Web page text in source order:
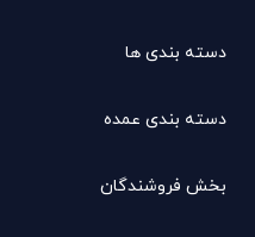
دسته بندی ها
دسته بندی عمده
بخش فروشندگان